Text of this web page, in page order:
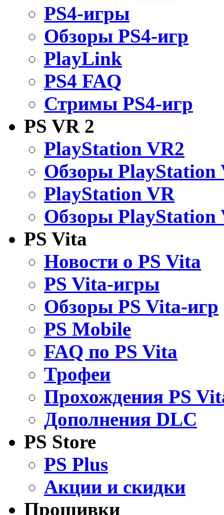
PS4-игры
Обзоры PS4-игр
PlayLink
PS4 FAQ
Стримы PS4-игр
PS VR 2
PlayStation VR2
Обзоры PlayStation
PlayStation VR
Обзоры PlayStation
PS Vita
Новости о PS Vita
PS Vita-игры
Обзоры PS Vita-игр
PS Mobile
FAQ по PS Vita
Трофеи
Прохождения PS
Дополнения DLC
PS Store
PS Plus
Акции и скидки
Прошивки